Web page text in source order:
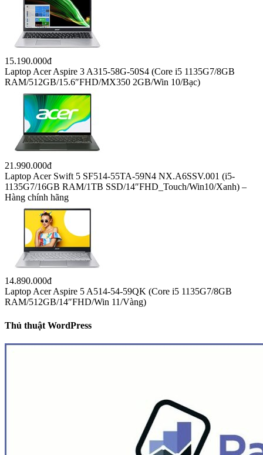
15.190.000đ
Laptop Acer Aspire 3 A315-58G-50S4 (Core i5 1135G7/8GB
RAM/512GB/15.6″FHD/MX350 2GB/Win 10/Bạc)
21.990.000đ
Laptop Acer Swift 5 SF514-55TA-59N4 NX.A6SSV.001 (i5-
1135G7/16GB RAM/1TB SSD/14″FHD_Touch/Win10/Xanh) –
Hàng chính hãng
14.890.000đ
Laptop Acer Aspire 5 A514-54-59QK (Core i5 1135G7/8GB
RAM/512GB/14″FHD/Win 11/Vàng)
Thủ thuật WordPress